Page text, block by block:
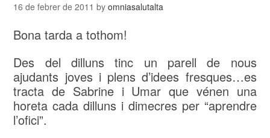
16 de febrer de 2011 byomniasalutalta
Bona tarda a tothom!
Des del dilluns tinc un parell de nous
ajudants joves i plens d’idees fresques…es
tracta de Sabrine i Umar que vénen una
horeta cada dilluns i dimecres per “aprendre
l’ofici”.